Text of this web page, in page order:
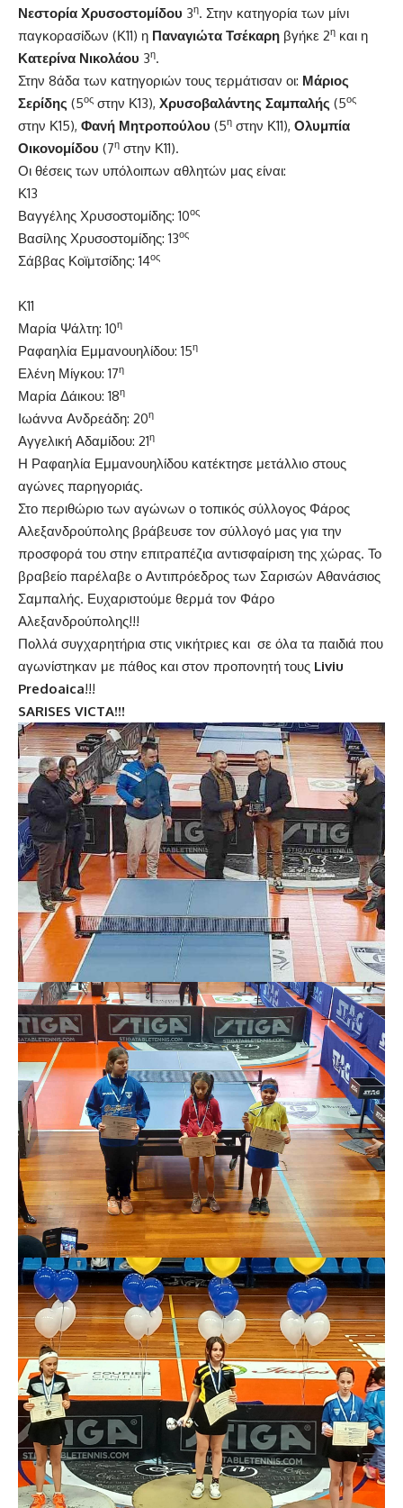
Νεστορία Χρυσοστομίδου 3η. Στην κατηγορία των μίνι
παγκορασίδων (Κ11) η Παναγιώτα Τσέκαρη βγήκε 2η και η
Κατερίνα Νικολάου 3η.
Στην 8άδα των κατηγοριών τους τερμάτισαν οι: Μάριος
Σερίδης (5ος στην Κ13), Χρυσοβαλάντης Σαμπαλής (5ος
στην Κ15), Φανή Μητροπούλου (5η στην Κ11), Ολυμπία
Οικονομίδου (7η στην Κ11).
Οι θέσεις των υπόλοιπων αθλητών μας είναι:
Κ13
Βαγγέλης Χρυσοστομίδης: 10ος
Βασίλης Χρυσοστομίδης: 13ος
Σάββας Κοϊμτσίδης: 14ος
Κ11
Μαρία Ψάλτη: 10η
Ραφαηλία Εμμανουηλίδου: 15η
Ελένη Μίγκου: 17η
Μαρία Δάικου: 18η
Ιωάννα Ανδρεάδη: 20η
Αγγελική Αδαμίδου: 21η
Η Ραφαηλία Εμμανουηλίδου κατέκτησε μετάλλιο στους
αγώνες παρηγοριάς.
Στο περιθώριο των αγώνων ο τοπικός σύλλογος Φάρος
Αλεξανδρούπολης βράβευσε τον σύλλογό μας για την
προσφορά του στην επιτραπέζια αντισφαίριση της χώρας. Το
βραβείο παρέλαβε ο Αντιπρόεδρος των Σαρισών Αθανάσιος
Σαμπαλής. Ευχαριστούμε θερμά τον Φάρο
Αλεξανδρούπολης!!!
Πολλά συγχαρητήρια στις νικήτριες και σε όλα τα παιδιά που
αγωνίστηκαν με πάθος και στον προπονητή τους Liviu
Predoaica!!!
SARISES VICTA!!!